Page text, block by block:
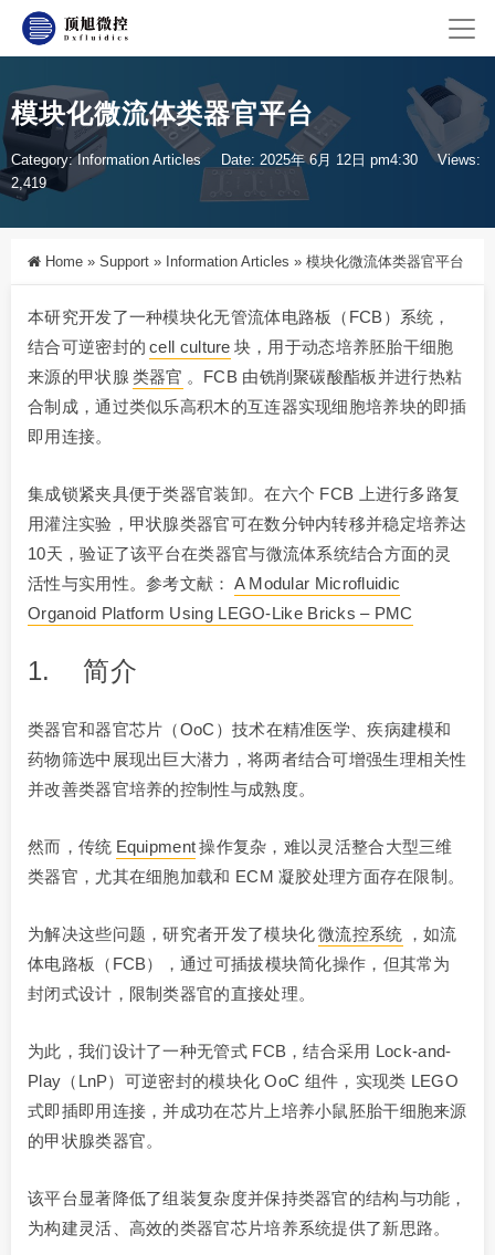
模块化微流体类器官平台
Category:Information Articles Date: 2025年 6月 12日 pm4:30
Views:
2,419
Home » Support » Information Articles » 模块化微流体类器官平台
本研究开发了一种模块化无管流体电路板（FCB）系统，
结合可逆密封的 cell culture 块，用于动态培养胚胎干细胞
来源的甲状腺 类器官 。FCB 由铣削聚碳酸酯板并进行热粘
合制成，通过类似乐高积木的互连器实现细胞培养块的即插
即用连接。
集成锁紧夹具便于类器官装卸。在六个 FCB 上进行多路复
用灌注实验，甲状腺类器官可在数分钟内转移并稳定培养达
10天，验证了该平台在类器官与微流体系统结合方面的灵
活性与实用性。参考文献： A Modular Microfluidic
Organoid Platform Using LEGO‐Like Bricks – PMC
1. 简介
类器官和器官芯片（OoC）技术在精准医学、疾病建模和
药物筛选中展现出巨大潜力，将两者结合可增强生理相关性
并改善类器官培养的控制性与成熟度。
然而，传统 Equipment操作复杂，难以灵活整合大型三维
类器官，尤其在细胞加载和 ECM 凝胶处理方面存在限制。
为解决这些问题，研究者开发了模块化微流控系统 ，如流
体电路板（FCB），通过可插拔模块简化操作，但其常为
封闭式设计，限制类器官的直接处理。
为此，我们设计了一种无管式 FCB，结合采用 Lock-and-
Play（LnP）可逆密封的模块化 OoC 组件，实现类 LEGO
式即插即用连接，并成功在芯片上培养小鼠胚胎干细胞来源
的甲状腺类器官。
该平台显著降低了组装复杂度并保持类器官的结构与功能，
为构建灵活、高效的类器官芯片培养系统提供了新思路。